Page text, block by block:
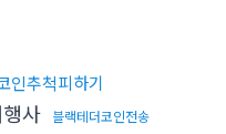
인추척피하기
사 블랙테더코인전송